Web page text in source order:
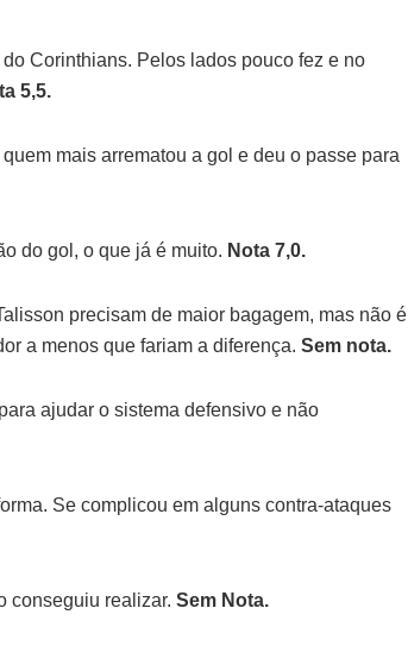
Corinthians. Pelos lados pouco fez e no
5,5.
mais arrematou a gol e deu o passe para
do gol, o que já é muito. Nota 7,0.
precisam de maior bagagem, mas não é
a menos que fariam a diferença. Sem nota.
ajudar o sistema defensivo e não
Se complicou em alguns contra-ataques
conseguiu realizar. Sem Nota.